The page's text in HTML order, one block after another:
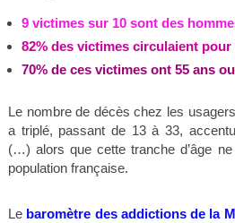
9 victimes sur 10 sont des
82% des victimes circulaient
70% de ces victimes ont 55 ans
Le nombre de décès chez les
a triplé, passant de 13 à 33,
(…) alors que cette tranche d’âge
population française.
Le baromètre des addictions de la